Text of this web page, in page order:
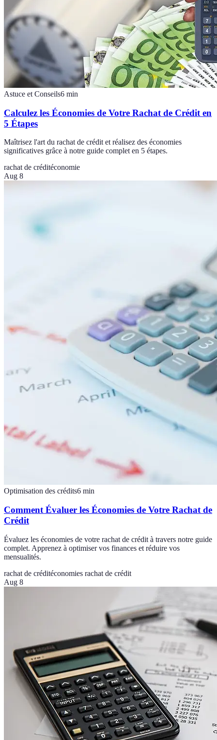
Astuce et Conseils6 min
Calculez les Économies de Votre Rachat de Crédit en
5 Étapes
Maîtrisez l'art du rachat de crédit et réalisez des économies
significatives grâce à notre guide complet en 5 étapes.
rachat de créditéconomie
Aug 8
Optimisation des crédits6 min
Comment Évaluer les Économies de Votre Rachat de
Crédit
Évaluez les économies de votre rachat de crédit à travers notre guide
complet. Apprenez à optimiser vos finances et réduire vos
mensualités.
rachat de créditéconomies rachat de crédit
Aug 8